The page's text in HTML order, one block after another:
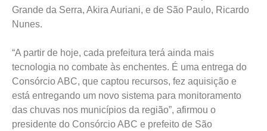
Grande da Serra, Akira Auriani, e de São Paulo, Ricardo
Nunes.
“A partir de hoje, cada prefeitura terá ainda mais
tecnologia no combate às enchentes. É uma entrega do
Consórcio ABC, que captou recursos, fez aquisição e
está entregando um novo sistema para monitoramento
das chuvas nos municípios da região”, afirmou o
presidente do Consórcio ABC e prefeito de São